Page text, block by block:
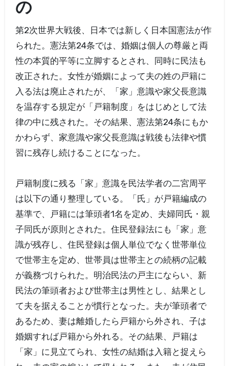
の
第2次世界大戦後、日本では新しく日本国憲法が作
られた。憲法第24条では、婚姻は個人の尊厳と両
性の本質的平等に立脚するとされ、同時に民法も
改正された。女性が婚姻によって夫の姓の戸籍に
入る法は廃止されたが、「家」意識や家父長意識
を温存する規定が「戸籍制度」をはじめとして法
律の中に残された。その結果、憲法第24条にもか
かわらず、家意識や家父長意識は戦後も法律や慣
習に残存し続けることになった。
戸籍制度に残る「家」意識を民法学者の二宮周平
は以下の通り整理している。「氏」が戸籍編成の
基準で、戸籍には筆頭者1名を定め、夫婦同氏・親
子同氏が原則とされた。住民登録法にも「家」意
識が残存し、住民登録は個人単位でなく世帯単位
で世帯主を定め、世帯員は世帯主との続柄の記載
が義務づけられた。明治民法の戸主にならい、新
民法の筆頭者および世帯主は男性とし、結果とし
て夫を据えることが慣行となった。夫が筆頭者で
あるため、妻は離婚したら戸籍から外され、子は
婚姻すれば戸籍から外れる。その結果、戸籍は
「家」に見立てられ、女性の結婚は入籍と捉えら